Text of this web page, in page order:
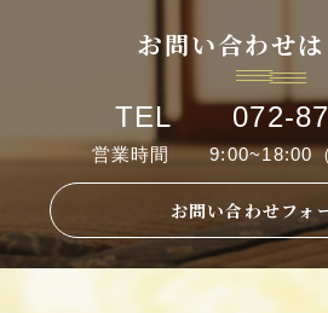
お問い合わせ
TEL 072-
営業時間 9:00~18:00（
お問い合わせフォ